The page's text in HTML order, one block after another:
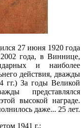
27 июня 1920 года
года, в Виннице,
и наиболее
действия, дважды
гг.) За годы Великой
представлялся
высокой награде.
даже... 25 лет.
1941 г.;